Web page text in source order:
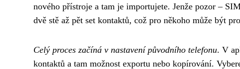
nového přístroje a tam je importujete. Jenže pozor –
dvě stě až pět set kontaktů, což pro někoho může být
Celý proces začíná v nastavení původního telefonu. V
kontaktů a tam možnost exportu nebo kopírování.